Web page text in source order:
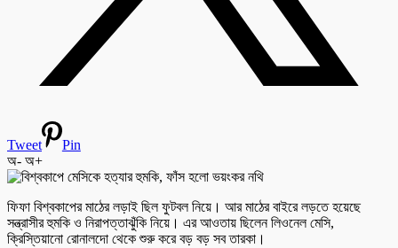
Tweet
Pin
অ- অ+
ফিফা বিশ্বকাপের মাঠের লড়াই ছিল ফুটবল নিয়ে। আর মাঠের বাইরে লড়তে হয়েছে
সন্ত্রাসীর হুমকি ও নিরাপত্তাঝুঁকি নিয়ে। এর আওতায় ছিলেন লিওনেল মেসি,
ক্রিস্তিয়ানো রোনালদো থেকে শুরু করে বড় বড় সব তারকা।